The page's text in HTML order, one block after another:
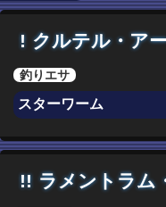
! クルテル・ア
釣りエサ
スターワーム
!! ラメントラム